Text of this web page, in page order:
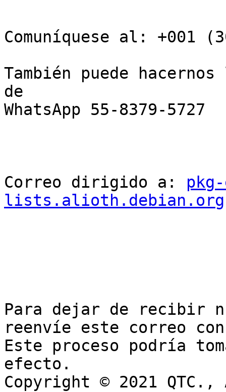
Comuníquese al: +001
También puede
de
WhatsApp 55-8379-5727
Correo dirigido a:
lists.alioth.debian.org
Para dejar de recibir
reenvíe este correo
Este proceso podría
efecto.
Copyright © 2021